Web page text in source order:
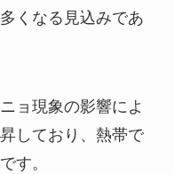
くなる見込みであ
ョ現象の影響によ
しており、熱帯で
す。